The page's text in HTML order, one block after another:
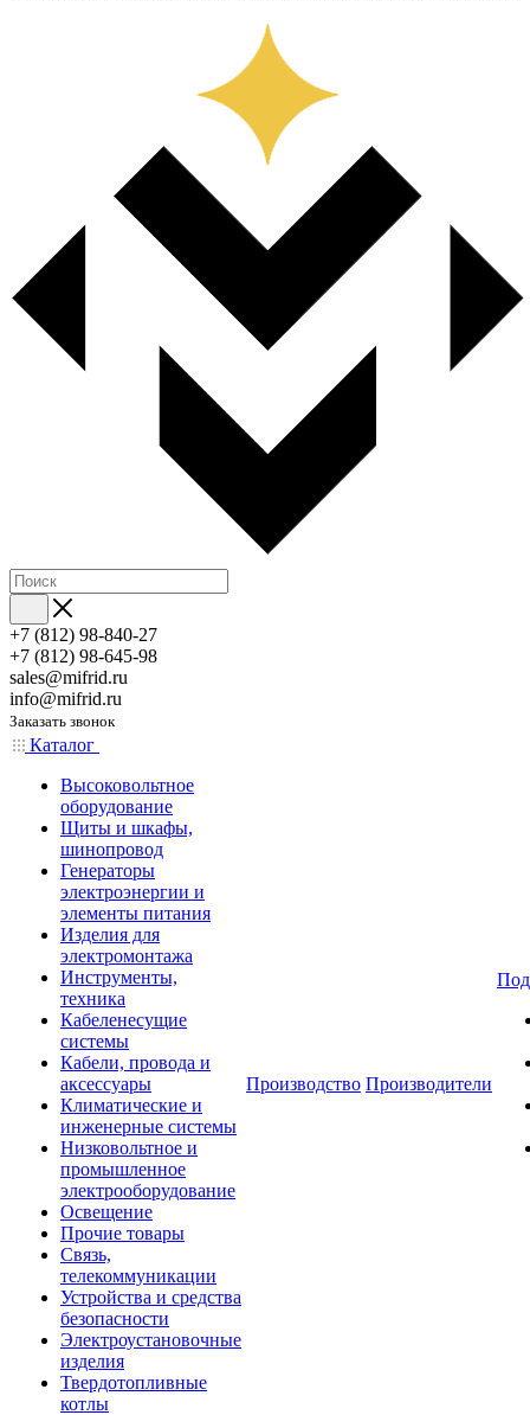
+7 (812) 98-840-27
+7 (812) 98-645-98
sales@mifrid.ru
info@mifrid.ru
Заказать звонок
Каталог
Высоковольтное
оборудование
Щиты и шкафы,
шинопровод
Генераторы
электроэнергии и
элементы питания
Изделия для
электромонтажа
Инструменты,
техника
Кабеленесущие
системы
Кабели, провода и
аксессуары
Климатические и
инженерные системы
Низковольтное и
промышленное
электрооборудование
Освещение
Прочие товары
Связь,
телекоммуникации
Устройства и средства
безопасности
Электроустановочные
изделия
Твердотопливные
котлы
Производство Производители